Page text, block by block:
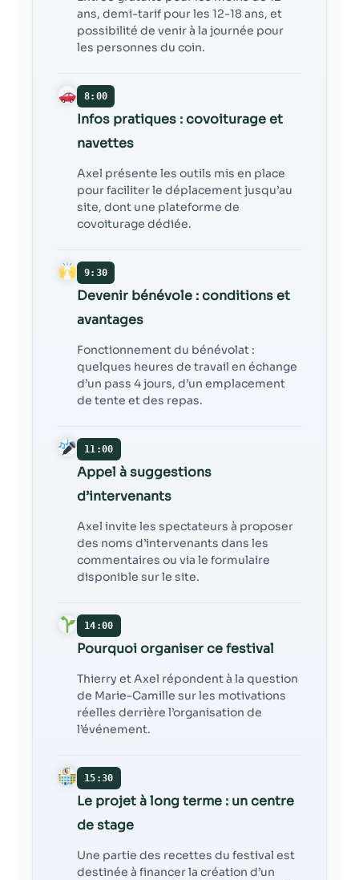
ans, demi-tarif pour les 12-18 ans, et
possibilité de venir à la journée pour
les personnes du coin.
8:00
Infos pratiques : covoiturage et
navettes
Axel présente les outils mis en place
pour faciliter le déplacement jusqu’au
site, dont une plateforme de
covoiturage dédiée.
9:30
Devenir bénévole : conditions et
avantages
Fonctionnement du bénévolat :
quelques heures de travail en échange
d’un pass 4 jours, d’un emplacement
de tente et des repas.
11:00
Appel à suggestions
d’intervenants
Axel invite les spectateurs à proposer
des noms d’intervenants dans les
commentaires ou via le formulaire
disponible sur le site.
14:00
Pourquoi organiser ce festival
Thierry et Axel répondent à la question
de Marie-Camille sur les motivations
réelles derrière l’organisation de
l’événement.
15:30
Le projet à long terme : un centre
de stage
Une partie des recettes du festival est
destinée à financer la création d’un